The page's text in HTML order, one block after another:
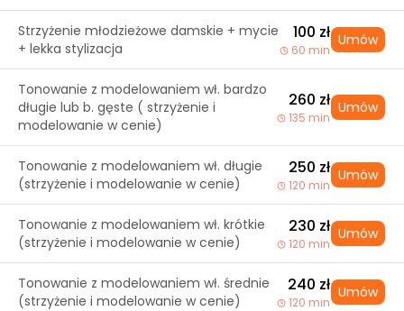
Strzyżenie młodzieżowe damskie + mycie
+ lekka stylizacja
100 zł
60 min
Umów
Tonowanie z modelowaniem wł. bardzo
długie lub b. gęste ( strzyżenie i
modelowanie w cenie)
260 zł
135 min
Umów
Tonowanie z modelowaniem wł. długie
(strzyżenie i modelowanie w cenie)
250 zł
120 min
Umów
Tonowanie z modelowaniem wł. krótkie
(strzyżenie i modelowanie w cenie)
230 zł
120 min
Umów
Tonowanie z modelowaniem wł. średnie
(strzyżenie i modelowanie w cenie)
240 zł
120 min
Umów